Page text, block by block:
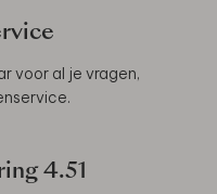
voor al je vragen,
.
4.51